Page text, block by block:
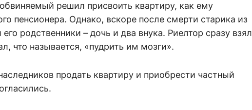
решил присвоить квартиру, как ему
пенсионера. Однако, вскоре после смерти старика из
родственники – дочь и два внука. Риелтор сразу взял
что называется, «пудрить им мозги».
продать квартиру и приобрести частный